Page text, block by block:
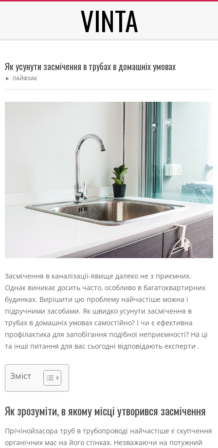
VINTA
Menu
Як усунути засмічення в трубах в домашніх умовах
➤ ЛАЙФХАК
Засмічення в каналізації-явище далеко не з приємних.
Однак виникає досить часто, особливо в багатоквартирних
будинках. Вирішити цю проблему найчастіше можна і
підручними засобами. Як швидко усунути засмічення в
трубах в домашніх умовах самостійно? І чи є ефективна
профілактика для запобігання подібної неприємності? На ці
та інші питання для вас сьогодні відповідають експерти .
Зміст
Як зрозуміти, в якому місці утворився засмічення
Прічінойзасора труб в трубопроводі найчастіше є скупчення
органічних мас на його стінках. Незважаючи на потужний